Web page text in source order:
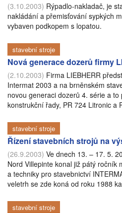
(3.10.2003) Rýpadlo-nakladač, je
nakládání a přemisťování sypkých
vybaven podkopem s lopatou.
stavební stroje
Nová generace dozerů firmy
(2.10.2003) Firma LIEBHERR
Intermat 2003 a na brněnském
novou generaci dozerů 4. série a
konstrukční řady, PR 724 Litronic a
stavební stroje
Řízení stavebních strojů na
(26.9.2003) Ve dnech 13. – 17. 5.
Nord Villepinte konal již pátý ročník
a techniky pro stavebnictví
veletrh se zde koná od roku 1988
stavební stroje